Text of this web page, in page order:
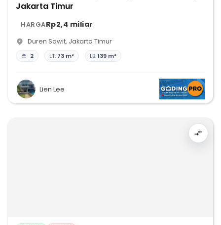
Jakarta Timur
HARGARp2,4 miliar
Duren Sawit, Jakarta Timur
2 LT: 73 m² LB:139 m²
Lien Lee